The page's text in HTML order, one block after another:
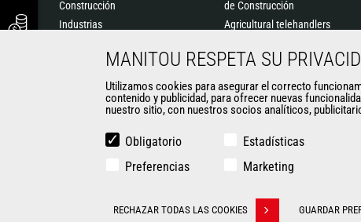
Construcción
Industrias
Aeronáutica
Medio ambiente
de Construcción
Agricultural telehandlers
Manipuladores Telescópicos
Plataformas Elevadoras
Carretillas Embarcables
Minicargadoras
MANITOU RESPETA SU
Utilizamos cookies para asegurar el correcto
contenido y publicidad, para ofrecer nuevas
nuestro sitio, con nuestros socios analíticos,
Obligatorio
Estadísticas
Preferencias
Marketing
RECHAZAR TODAS LAS COOKIES GUARDAR